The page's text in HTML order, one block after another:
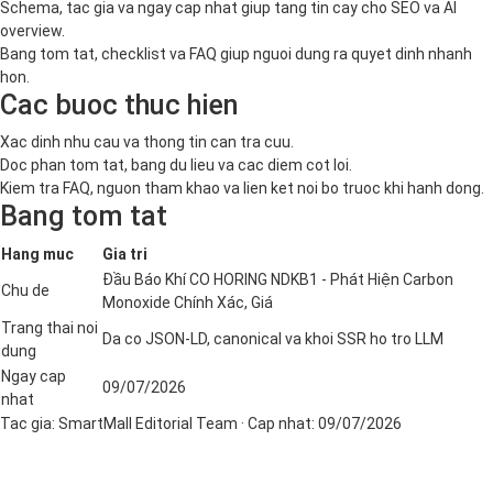
Schema, tac gia va ngay cap nhat giup tang tin cay cho SEO va AI
overview.
Bang tom tat, checklist va FAQ giup nguoi dung ra quyet dinh nhanh
hon.
Cac buoc thuc hien
Xac dinh nhu cau va thong tin can tra cuu.
Doc phan tom tat, bang du lieu va cac diem cot loi.
Kiem tra FAQ, nguon tham khao va lien ket noi bo truoc khi hanh dong.
Bang tom tat
Hang muc Gia tri
Chu de
Đầu Báo Khí CO HORING NDKB1 - Phát Hiện Carbon
Monoxide Chính Xác, Giá
Trang thai noi
dung
Da co JSON-LD, canonical va khoi SSR ho tro LLM
Ngay cap
nhat
09/07/2026
Tac gia: SmartMall Editorial Team · Cap nhat: 09/07/2026